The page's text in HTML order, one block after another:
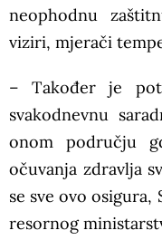
neophodnu
viziri, mjerači
– Također je
svakodnevnu
onom području
očuvanja zdravlja
se sve ovo
resornog